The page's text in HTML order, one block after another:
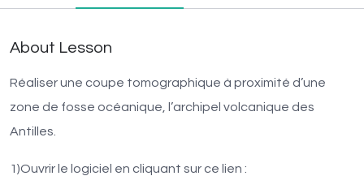
continental
Unité 2-Les principales roches de la croûte
Unité 3-Séismes et structure interne du globe
About Lesson
Réaliser une coupe tomographique à proximité d’une
zone de fosse océanique, l’archipel volcanique des
Antilles.
1)Ouvrir le logiciel en cliquant sur ce lien :